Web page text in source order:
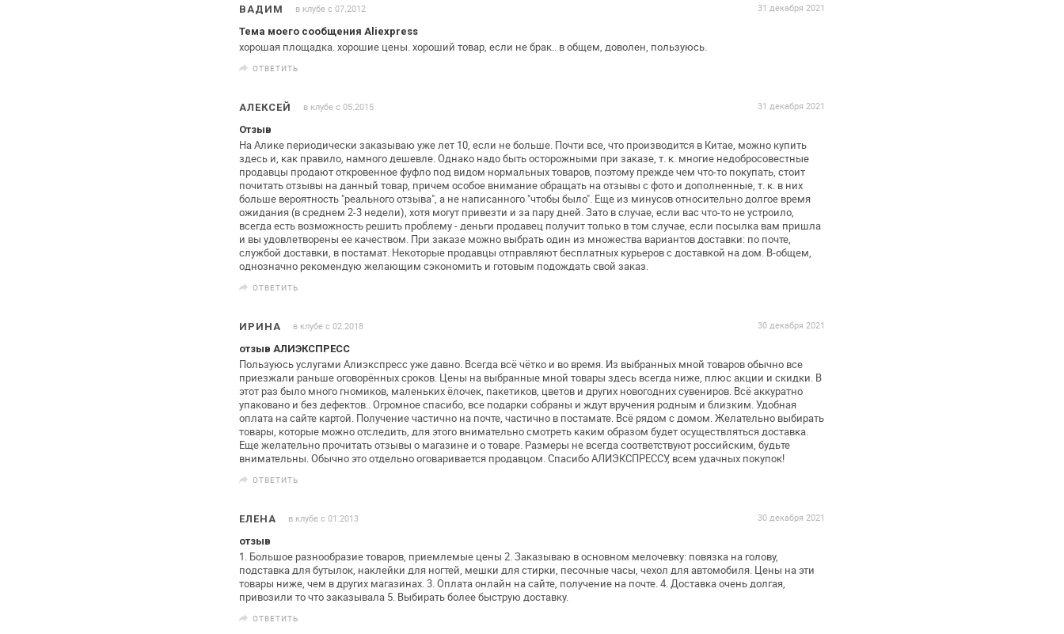
ВАДИМ в клубе с 07.2012
31 декабря 2021
Тема моего сообщения Aliexpress
хорошая площадка. хорошие цены. хороший товар, если небрак.. в общем, доволен, пользуюсь.
ОТВЕТИТЬ
АЛЕКСЕЙ в клубе с 05.2015
31 декабря 2021
Отзыв
На Алике периодически заказываю уже лет 10, если не больше. Почти все, что производится в Китае, можно купить
здесь и, как правило, намного дешевле. Однако надо быть осторожными при заказе, т. к. многие недобросовестные
продавцы продаютоткровенное фуфло под видом нормальных товаров, поэтому прежде чем что-то покупать, стоит
почитать отзывы на данный товар, причем особое внимание обращать на отзывы с фото и дополненные, т. к. в них
больше вероятность "реальногоотзыва", а не написанного "чтобы было". Еще из минусовотносительно долгое время
ожидания (в среднем 2-3 недели), хотя могут привезти и за пару дней. Зато в случае, если васчто-то не устроило,
всегда есть возможность решить проблему- деньги продавец получит только в том случае, если посылка вам пришла
и вы удовлетворены ее качеством. При заказе можно выбрать один из множества вариантов доставки: по почте,
службой доставки, в постамат. Некоторые продавцы отправляютбесплатных курьеров с доставкой на дом. В-общем,
однозначно рекомендую желающим сэкономить и готовым подождать свой заказ.
ОТВЕТИТЬ
ИРИНА в клубе с 02.2018
30 декабря 2021
отзыв АЛИЭКСПРЕСС
Пользуюсь услугами Алиэкспресс уже давно. Всегда всё чётко и во время. Из выбранных мной товаров обычно все
приезжали раньше оговорённых сроков. Цены на выбранные мной товары здесь всегда ниже, плюс акции и скидки. В
этот раз было много гномиков, маленьких ёлочек, пакетиков, цветов и других новогодних сувениров. Всё аккуратно
упаковано и без дефектов.. Огромное спасибо, все подарки собраны и ждут вручения родным и близким. Удобная
оплата насайте картой. Получение частично на почте, частично в постамате. Всё рядом с домом. Желательно выбирать
товары, которые можно отследить, для этого внимательно смотреть каким образом будет осуществляться доставка.
Еще желательно прочитать отзывы о магазине и о товаре. Размеры не всегдасоответствуют российским, будьте
внимательны. Обычно этоотдельно оговаривается продавцом. Спасибо АЛИЭКСПРЕССУ, всем удачных покупок!
ОТВЕТИТЬ
ЕЛЕНА в клубе с 01.2013
30 декабря 2021
отзыв
1. Большое разнообразие товаров, приемлемые цены 2. Заказываю в основном мелочевку: повязка на голову,
подставка для бутылок, наклейки для ногтей, мешки длястирки, песочные часы, чехол для автомобиля. Цены на эти
товары ниже, чем в других магазинах.3. Оплата онлайн на сайте, получение на почте.4. Доставка очень долгая,
привозили то что заказывала 5. Выбирать более быструю доставку.
ОТВЕТИТЬ